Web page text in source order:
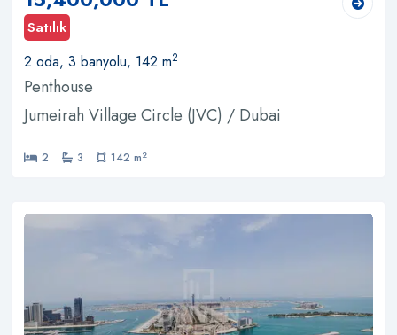
Satılık
2 oda, 3 banyolu, 142 m2
Penthouse
Jumeirah Village Circle (JVC) / Dubai
2 3 142 m2